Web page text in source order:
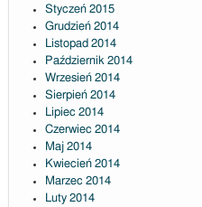
Styczeń 2015
Grudzień 2014
Listopad 2014
Październik 2014
Wrzesień 2014
Sierpień 2014
Lipiec 2014
Czerwiec 2014
Maj 2014
Kwiecień 2014
Marzec 2014
Luty 2014